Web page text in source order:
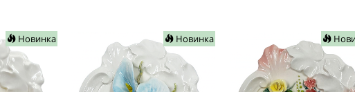
Новинка Новинка